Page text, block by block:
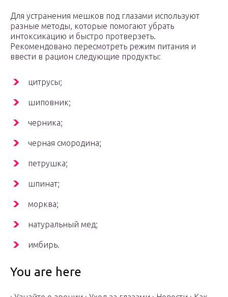
Для устранения мешков под глазами используют
разные методы, которые помогают убрать
интоксикацию и быстро протверзеть.
Рекомендовано пересмотреть режим питания и
ввести в рацион следующие продукты:
цитрусы;
шиповник;
черника;
черная смородина;
петрушка;
шпинат;
морква;
натуральный мед;
имбирь.
You are here